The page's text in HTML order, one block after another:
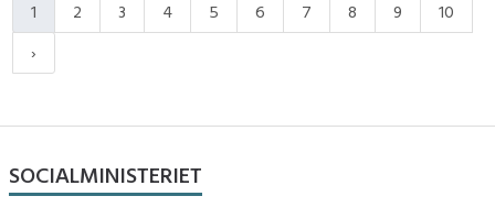
1 2 3 4 5 6 7 8 9 10
SOCIALMINISTERIET